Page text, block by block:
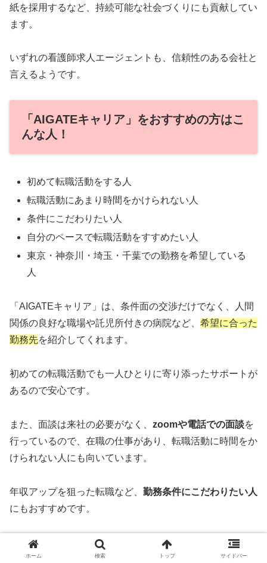
紙を採用するなど、持続可能な社会づくりにも貢献してい
ます。
いずれの看護師求人エージェントも、信頼性のある会社と
言えるようです。
「AIGATEキャリア」をおすすめの方はこ
んな人！
初めて転職活動をする人
転職活動にあまり時間をかけられない人
条件にこだわりたい人
自分のペースで転職活動をすすめたい人
東京・神奈川・埼玉・千葉での勤務を希望している
人
「AIGATEキャリア」は、条件面の交渉だけでなく、人間
関係の良好な職場や託児所付きの病院など、 希望に合った
勤務先を紹介してくれます。
初めての転職活動でも一人ひとりに寄り添ったサポートが
あるので安心です。
また、面談は来社の必要がなく、 zoomや電話での面談を
行っているので、在職の仕事があり、転職活動に時間をか
けられない人にも向いています。
年収アップを狙った転職など、 勤務条件にこだわりたい人
にもおすすめです。
あえて厳しめの条件をキャリアプランナーに出し、希望通
りの年収の職場に決まったという口コミもありました。
ホーム 検索 トップ サイドバー